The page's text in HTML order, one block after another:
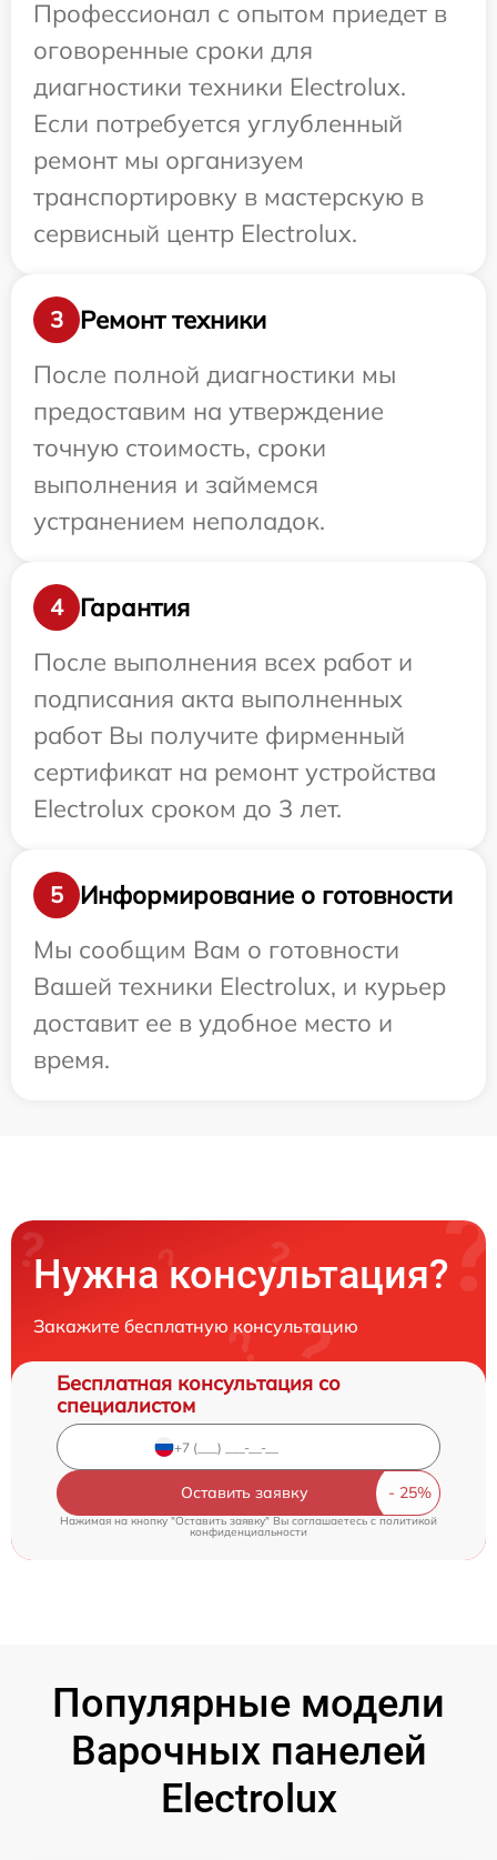
Профессионал с опытом приедет в
оговоренные сроки для
диагностики техники Electrolux.
Если потребуется углубленный
ремонт мы организуем
транспортировку в мастерскую в
сервисный центр Electrolux.
3
Ремонт техники
После полной диагностики мы
предоставим на утверждение
точную стоимость, сроки
выполнения и займемся
устранением неполадок.
4
Гарантия
После выполнения всех работ и
подписания акта выполненных
работ Вы получите фирменный
сертификат на ремонт устройства
Electrolux сроком до 3 лет.
5
Информирование о готовности
Мы сообщим Вам о готовности
Вашей техники Electrolux, и курьер
доставит ее в удобное место и
время.
Нужна консультация?
Закажите бесплатную консультацию
Бесплатная консультация со
специалистом
Оставить заявку
Нажимая на кнопку "Оставить заявку" Вы соглашаетесь cполитикой
конфиденциальности
Популярные модели
Варочных панелей
Electrolux